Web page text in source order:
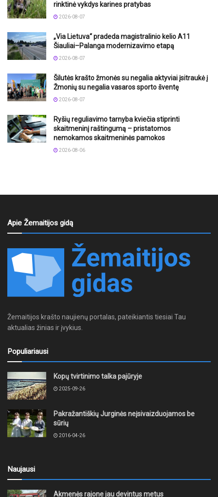
rinktinė vykdys karines pratybas
2026-08-07
„Via Lietuva“ pradeda magistralinio kelio A11
Šiauliai–Palanga modernizavimo etapą
2026-08-07
Šilutės krašto žmonės su negalia aktyviai įsitraukė į
Žmonių su negalia vasaros sporto šventę
2026-08-07
Ryšių reguliavimo tarnyba kviečia stiprinti
skaitmeninį raštingumą – pristatomos
nemokamos skaitmeninės pamokos
2026-08-06
Apie Žemaitijos gidą
Žemaitijos krašto naujienų portalas, pateikiantis tiesiai Tau
aktualias žinias ir įvykius.
Populiariausi
Kopų tvirtinimo talka pajūryje
2025-09-26
Pakražantiškių Jurginės neįsivaizduojamos be
sūrių
2016-04-26
Naujausi
Akmenės rajone jau devintus metus